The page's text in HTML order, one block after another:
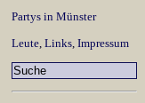
Partys in Münster
Leute Links Impressum